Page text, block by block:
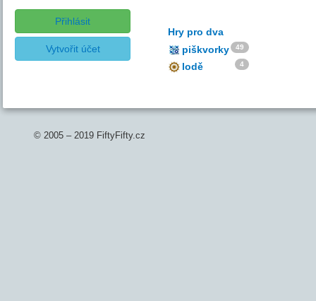
Přihlásit
Vytvořit účet
Hry pro dva
piškvorky
49
lodě 4
© 2005 – 2019 FiftyFifty.cz